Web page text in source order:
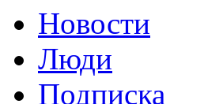
Новости
Люди
Подписка